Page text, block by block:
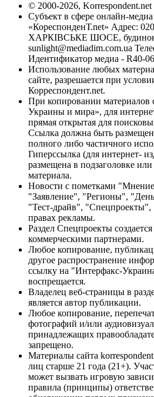
© 2000-2026, Korrespondent.net
Субъект в сфере онлайн-
«КореспонденТ.net» Адрес:
ХАРКІВСЬКЕ ШОСЕ, будинок
sunlight@mediadim.com.ua
Идентификатор медиа - R40-
Использование любых
сайте, разрешается при
Корреспондент.net.
При копировании материалов
Украины и мира», для
прямая открытая для
Ссылка должна быть
полного либо частичного
Гиперссылка (для интернет-
размещена в подзаголовке
материала.
Новости с пометками
"Заявление", "Регионы",
"Тест-драйв",
правах рекламы.
Раздел Спецпроекты
коммерческими партнерами.
Любое копирование,
другое распространение
ссылку на "Интерфакс-
воспрещается.
Владелец веб-страницы в
является автор публикации.
Любое копирование,
фотографий и/или
принадлежащих
запрещено.
Материалы сайта
лиц старше 21 года (21+).
может вызвать игровую
правила (принципы)